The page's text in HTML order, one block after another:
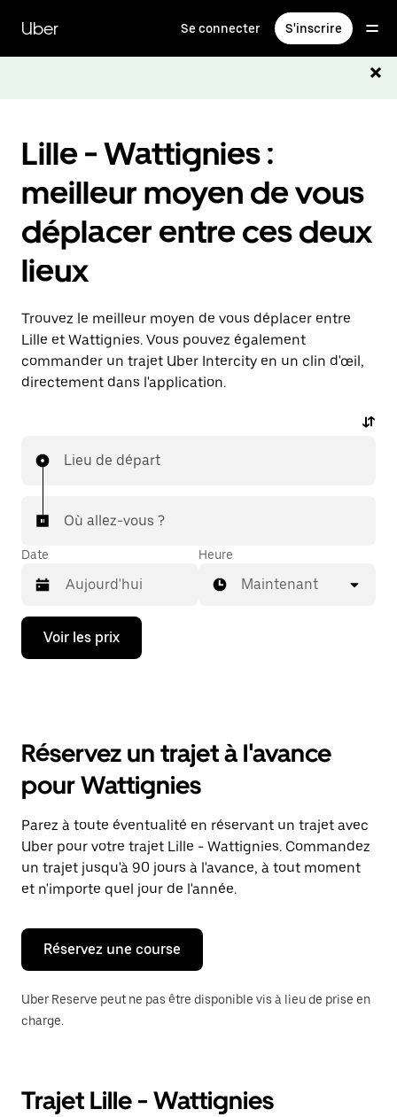
contenu
principal
Uber Se connecter S'inscrire
Lille - Wattignies :
meilleur moyen de vous
déplacer entre ces deux
lieux
Trouvez le meilleur moyen de vous déplacer entre
Lille et Wattignies. Vous pouvez également
commander un trajet Uber Intercity en un clin d'œil,
directement dans l'application.
Lieu de départ
Où allez-vous ?
Date
Appuyez
la
ouvrir
calendrier
et
sélectionner
une
date.
Appuyez
sur
la
Échap
pour
fermer
calendrier.
Heure
Maintenant
Voir les prix
Réservez un trajet à l'avance
pour Wattignies
Parez à toute éventualité en réservant un trajet avec
Uber pour votre trajet Lille - Wattignies. Commandez
un trajet jusqu'à 90 jours à l'avance, à tout moment
et n'importe quel jour de l'année.
Réservez une course
Uber Reserve peut ne pas être disponible vis à lieu de prise en
charge.
Trajet Lille - Wattignies